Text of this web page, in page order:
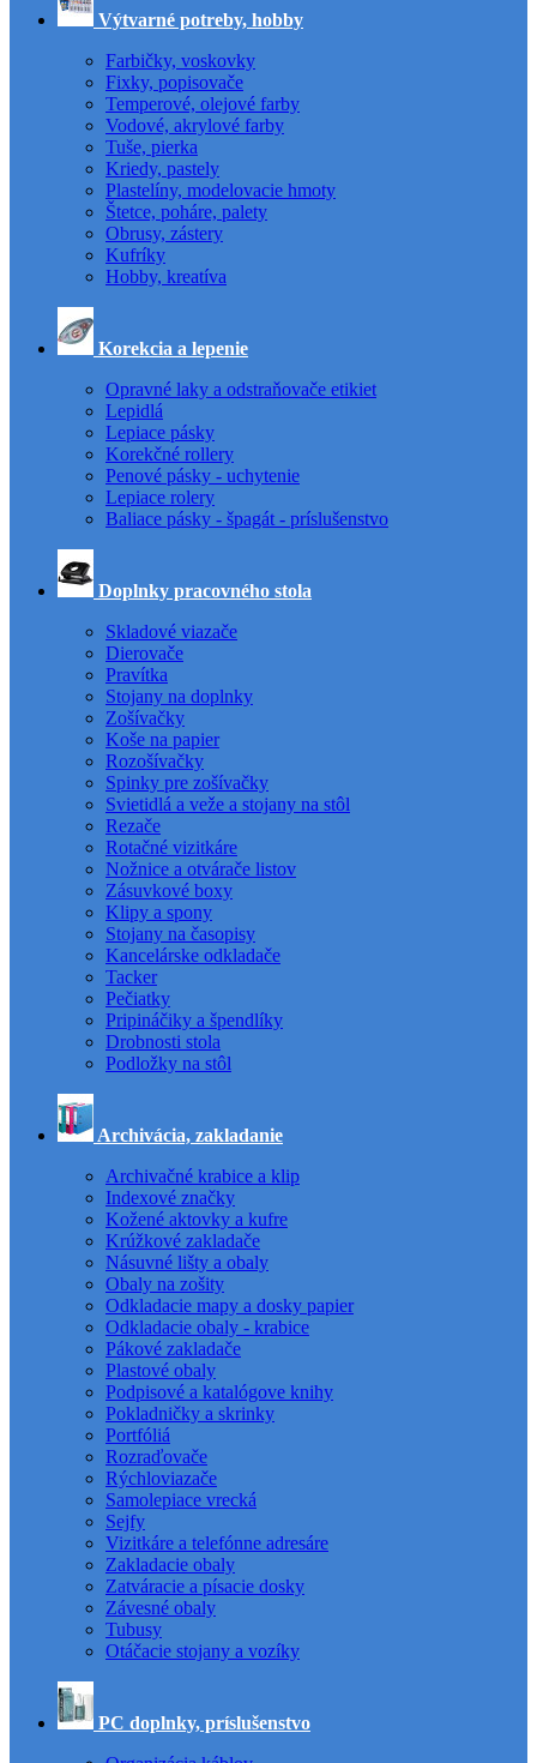
Výtvarné potreby, hobby
Farbičky, voskovky
Fixky, popisovače
Temperové, olejové farby
Vodové, akrylové farby
Tuše, pierka
Kriedy, pastely
Plastelíny, modelovacie hmoty
Štetce, poháre, palety
Obrusy, zástery
Kufríky
Hobby, kreatíva
Korekcia a lepenie
Opravné laky a odstraňovače etikiet
Lepidlá
Lepiace pásky
Korekčné rollery
Penové pásky - uchytenie
Lepiace rolery
Baliace pásky - špagát - príslušenstvo
Doplnky pracovného stola
Skladové viazače
Dierovače
Pravítka
Stojany na doplnky
Zošívačky
Koše na papier
Rozošívačky
Spinky pre zošívačky
Svietidlá a veže a stojany na stôl
Rezače
Rotačné vizitkáre
Nožnice a otvárače listov
Zásuvkové boxy
Klipy a spony
Stojany na časopisy
Kancelárske odkladače
Tacker
Pečiatky
Pripináčiky a špendlíky
Drobnosti stola
Podložky na stôl
Archivácia, zakladanie
Archivačné krabice a klip
Indexové značky
Kožené aktovky a kufre
Krúžkové zakladače
Násuvné lišty a obaly
Obaly na zošity
Odkladacie mapy a dosky papier
Odkladacie obaly - krabice
Pákové zakladače
Plastové obaly
Podpisové a katalógove knihy
Pokladničky a skrinky
Portfóliá
Rozraďovače
Rýchloviazače
Samolepiace vrecká
Sejfy
Vizitkáre a telefónne adresáre
Zakladacie obaly
Zatváracie a písacie dosky
Závesné obaly
Tubusy
Otáčacie stojany a vozíky
PC doplnky, príslušenstvo